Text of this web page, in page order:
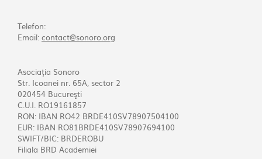
Telefon:
Email: contact@sonoro.org
Asociația Sonoro
Str. Icoanei nr. 65A, sector 2
020454 Bucureşti
C.U.I. RO19161857
RON: IBAN RO42 BRDE410SV78907504100
EUR: IBAN RO81BRDE410SV78907694100
SWIFT/BIC: BRDEROBU
Filiala BRD Academiei